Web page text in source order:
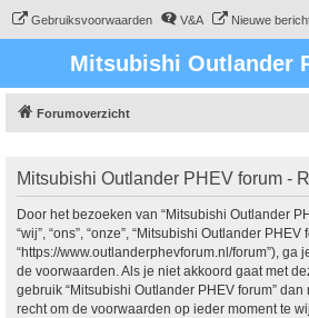
Gebruiksvoorwaarden V&A Nieuwe
Mitsubishi Outlander
Forumoverzicht
Mitsubishi Outlander PHEV forum -
Door het bezoeken van “Mitsubishi Outlander
“wij”, “ons”, “onze”, “Mitsubishi Outlander PHEV
“https://www.outlanderphevforum.nl/forum”), ga
de voorwaarden. Als je niet akkoord gaat met
gebruik “Mitsubishi Outlander PHEV forum”
recht om de voorwaarden op ieder moment te